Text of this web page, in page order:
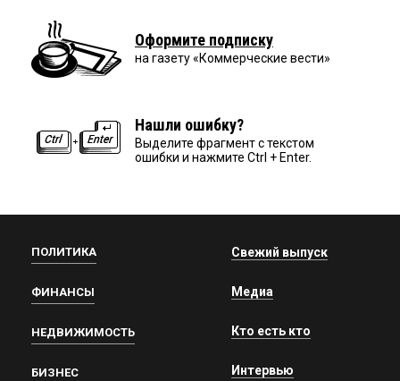
Оформите подписку
на газету «Коммерческие вести»
Нашли ошибку?
Выделите фрагмент с текстом
ошибки и нажмите Ctrl + Enter.
ПОЛИТИКА
ФИНАНСЫ
НЕДВИЖИМОСТЬ
БИЗНЕС
Свежий выпуск
Медиа
Кто есть кто
Интервью